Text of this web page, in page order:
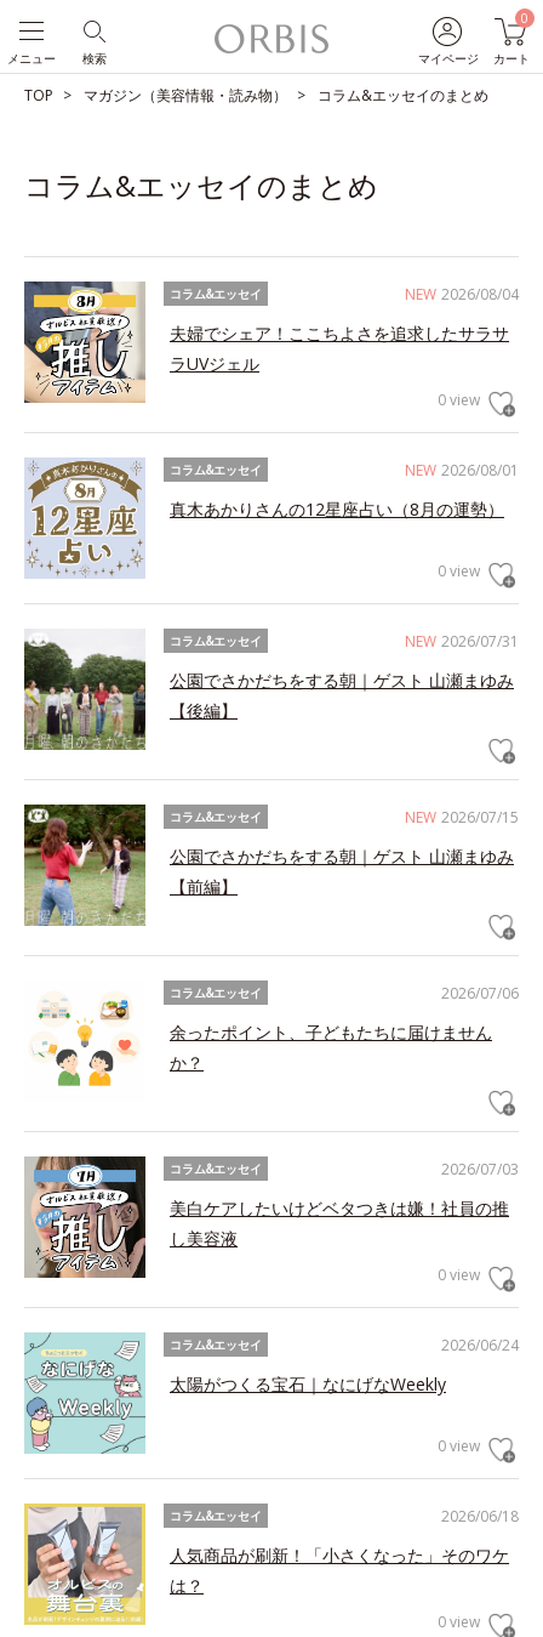
マイページ
0
カート
検索
メニュー
TOP マガジン（美容情報・読み物） コラム&エッセイのまとめ
コラム&エッセイのまとめ
NEW 2026/08/04
コラム&エッセイ
夫婦でシェア！ここちよさを追求したサラサ
ラUVジェル
0 view
NEW 2026/08/01
コラム&エッセイ
真木あかりさんの12星座占い（8月の運勢）
0 view
NEW 2026/07/31
コラム&エッセイ
公園でさかだちをする朝｜ゲスト 山瀬まゆみ
【後編】
NEW 2026/07/15
コラム&エッセイ
公園でさかだちをする朝｜ゲスト 山瀬まゆみ
【前編】
2026/07/06
コラム&エッセイ
余ったポイント、子どもたちに届けません
か？
2026/07/03
コラム&エッセイ
美白ケアしたいけどベタつきは嫌！社員の推
し美容液
0 view
2026/06/24
コラム&エッセイ
太陽がつくる宝石｜なにげなWeekly
0 view
2026/06/18
コラム&エッセイ
人気商品が刷新！「小さくなった」そのワケ
は？
0 view